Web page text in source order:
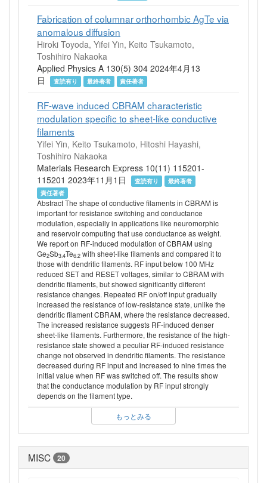
Fabrication of columnar orthorhombic AgTe via
anomalous diffusion
Hiroki Toyoda, Yifei Yin, Keito Tsukamoto,
Toshihiro Nakaoka
Applied Physics A 130(5) 304 2024年4月13
日
査読有り 最終著者 責任著者
RF-wave induced CBRAM characteristic
modulation specific to sheet-like conductive
filaments
Yifei Yin, Keito Tsukamoto, Hitoshi Hayashi,
Toshihiro Nakaoka
Materials Research Express 10(11) 115201-
115201 2023年11月1日
査読有り
最終著者
責任著者
Abstract The shape of conductive filaments in CBRAM is
important for resistance switching and conductance
modulation, especially in applications like neuromorphic
and reservoir computing that use conductance as weight.
We report on RF-induced modulation of CBRAM using
Ge2Sb3.4Te6.2 with sheet-like filaments and compared it to
those with dendritic filaments. RF input below 100 MHz
reduced SET and RESET voltages, similar to CBRAM with
dendritic filaments, but showed significantly different
resistance changes. Repeated RF on/off input gradually
increased the resistance of low-resistance state, unlike the
dendritic filament CBRAM, where the resistance decreased.
The increased resistance suggests RF-induced denser
sheet-like filaments. Furthermore, the resistance of the high-
resistance state showed a peculiar RF-induced resistance
change not observed in dendritic filaments. The resistance
decreased during RF input and increased to nine times the
initial value when RF was switched off. The results show
that the conductance modulation by RF input strongly
depends on the filament type.
もっとみる
MISC 20